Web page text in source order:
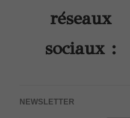
réseaux
sociaux :
NEWSLETTER